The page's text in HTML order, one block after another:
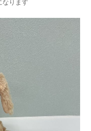
ります